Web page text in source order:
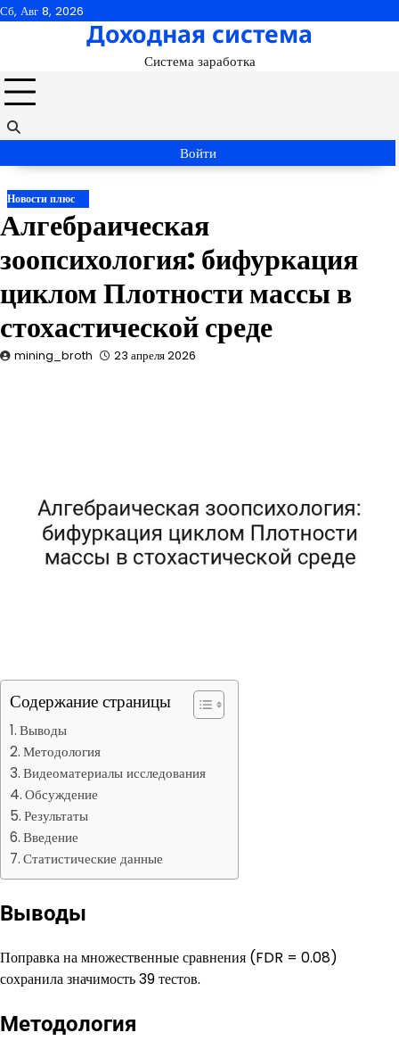
Перейти
Сб, Авг 8, 2026
Доходная система
Система заработка
Войти
Новости плюс
Алгебраическая
зоопсихология: бифуркация
циклом Плотности массы в
стохастической среде
mining_broth 23 апреля 2026
Содержание страницы
Выводы
Методология
Видеоматериалы исследования
Обсуждение
Результаты
Введение
Статистические данные
Выводы
Поправка на множественные сравнения (FDR = 0.08)
сохранила значимость 39 тестов.
Методология